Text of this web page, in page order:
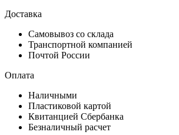
Доставка
Самовывоз со склада
Транспортной компанией
Почтой России
Оплата
Наличными
Пластиковой картой
Квитанцией Сбербанка
Безналичный расчет